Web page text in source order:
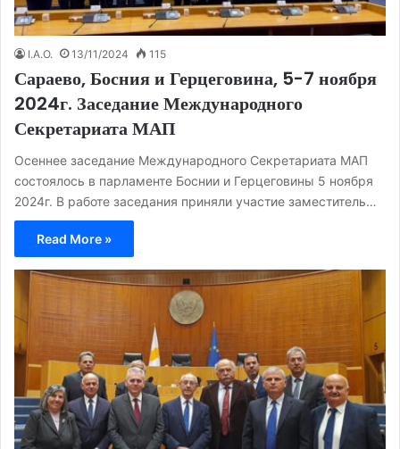
I.A.O. 13/11/2024 115
Сараево, Босния и Герцеговина, 5-7 ноября
2024г. Заседание Международного
Секретариата МАП
Осеннее заседание Международного Секретариата МАП
состоялось в парламенте Боснии и Герцеговины 5 ноября
2024г. В работе заседания приняли участие заместитель…
Read More »